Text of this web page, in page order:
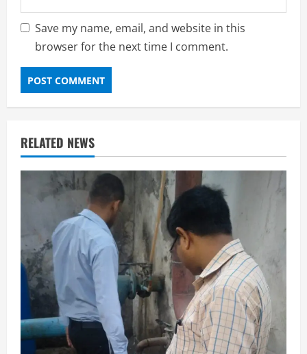
Save my name, email, and website in this
browser for the next time I comment.
RELATED NEWS